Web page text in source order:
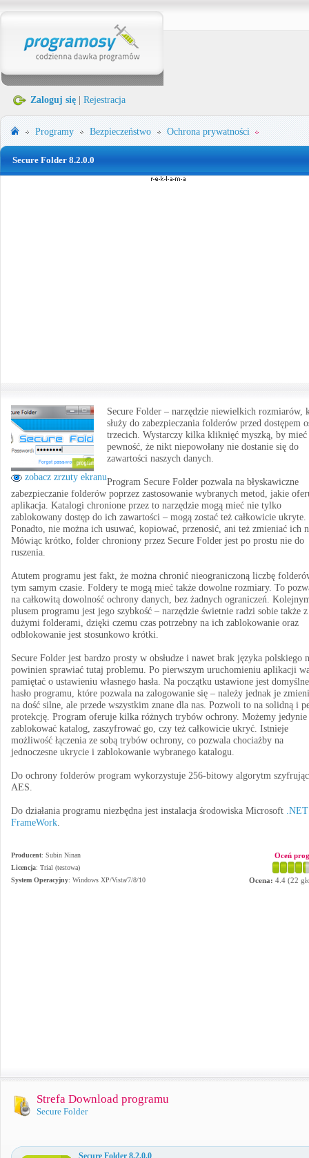
Zaloguj się Rejestracja
Programy Bezpieczeństwo Ochrona prywatności
Secure Folder 8.2.0.0
zobacz zrzuty ekranu
Secure Folder – narzędzie niewielkich rozmiarów,
służy do zabezpieczania folderów przed dostępem
trzecich. Wystarczy kilka kliknięć myszką, by mieć
pewność, że nikt niepowołany nie dostanie się do
zawartości naszych danych.
Program Secure Folder pozwala na błyskawiczne
zabezpieczanie folderów poprzez zastosowanie wybranych metod, jakie
aplikacja. Katalogi chronione przez to narzędzie mogą mieć nie tylko
zablokowany dostęp do ich zawartości – mogą zostać też całkowicie ukryte.
Ponadto, nie można ich usuwać, kopiować, przenosić, ani też zmieniać ich
Mówiąc krótko, folder chroniony przez Secure Folder jest po prostu nie do
ruszenia.
Atutem programu jest fakt, że można chronić nieograniczoną liczbę
tym samym czasie. Foldery te mogą mieć także dowolne rozmiary. To
na całkowitą dowolność ochrony danych, bez żadnych ograniczeń.
plusem programu jest jego szybkość – narzędzie świetnie radzi sobie także z
dużymi folderami, dzięki czemu czas potrzebny na ich zablokowanie oraz
odblokowanie jest stosunkowo krótki.
Secure Folder jest bardzo prosty w obsłudze i nawet brak języka polskiego
powinien sprawiać tutaj problemu. Po pierwszym uruchomieniu aplikacji
pamiętać o ustawieniu własnego hasła. Na początku ustawione jest domyślne
hasło programu, które pozwala na zalogowanie się – należy jednak je
na dość silne, ale przede wszystkim znane dla nas. Pozwoli to na solidną i
protekcję. Program oferuje kilka różnych trybów ochrony. Możemy jedynie
zablokować katalog, zaszyfrować go, czy też całkowicie ukryć. Istnieje
możliwość łączenia ze sobą trybów ochrony, co pozwala chociażby na
jednoczesne ukrycie i zablokowanie wybranego katalogu.
Do ochrony folderów program wykorzystuje 256-bitowy algorytm
AES.
Do działania programu niezbędna jest instalacja środowiska Microsoft .NET
FrameWork.
Producent: Subin Ninan
Licencja: Trial (testowa)
System Operacyjny: Windows XP/Vista/7/8/10
Oceń
Ocena: 4.4 (22
Strefa Download programu
Secure Folder
Secure Folder 8.2.0.0